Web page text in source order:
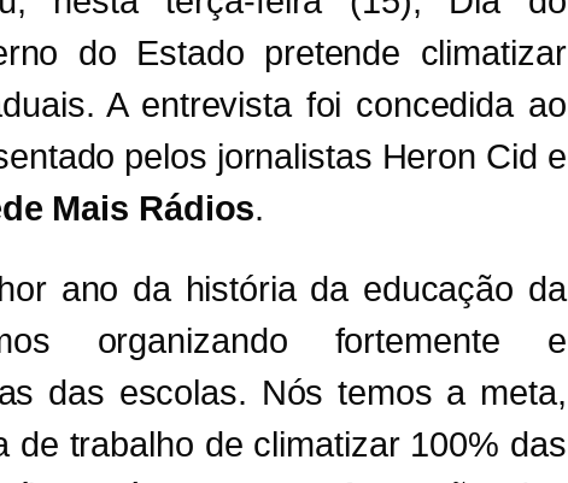
do Estado pretende climatizar
A entrevista foi concedida ao
pelos jornalistas Heron Cid e
Mais Rádios.
ano da história da educação da
organizando fortemente e
das escolas. Nós temos a meta,
de trabalho de climatizar 100% das